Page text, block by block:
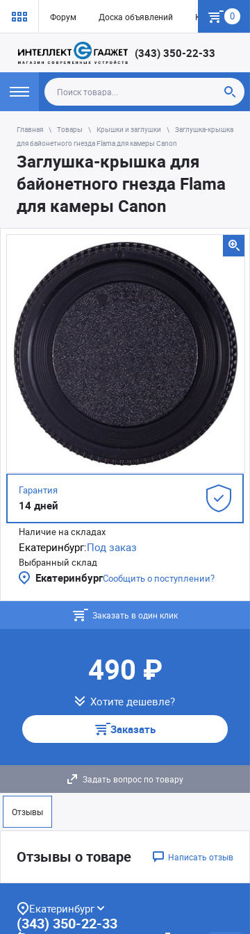
Форум Доска объявлений Как купить
0
(343) 350-22-33
Главная Товары Крышки и заглушки
Заглушка-крышка
для байонетного гнезда Flama для камеры Canon
Заглушка-крышка для
байонетного гнезда Flama
для камеры Canon
Гарантия
14 дней
Наличие на складах
Екатеринбург:Под заказ
Выбранный склад
ЕкатеринбургСообщить о поступлении?
Заказать в один клик
490 ₽
Хотите дешевле?
Заказать
Задать вопрос по товару
Отзывы
Отзывы о товаре Написать отзыв
Екатеринбург
(343) 350-22-33